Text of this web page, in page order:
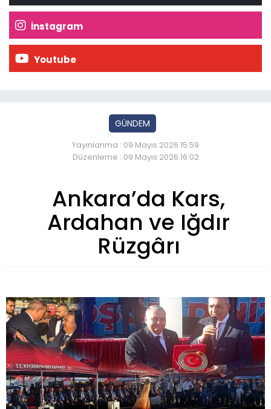
İnstagram
Youtube
GÜNDEM
Yayınlanma : 09 Mayıs 2026 15:59
Düzenleme : 09 Mayıs 2026 16:02
Ankara’da Kars,
Ardahan ve Iğdır
Rüzgârı